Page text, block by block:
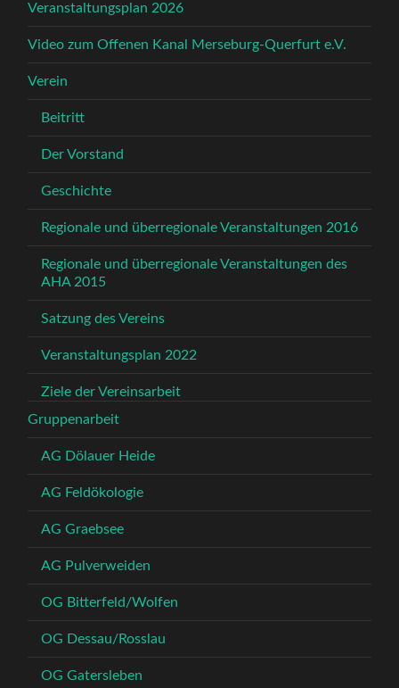
Veranstaltungsplan 2026
Video zum Offenen Kanal Merseburg-Querfurt e.V.
Verein
Beitritt
Der Vorstand
Geschichte
Regionale und überregionale Veranstaltungen 2016
Regionale und überregionale Veranstaltungen des
AHA 2015
Satzung des Vereins
Veranstaltungsplan 2022
Ziele der Vereinsarbeit
Gruppenarbeit
AG Dölauer Heide
AG Feldökologie
AG Graebsee
AG Pulverweiden
OG Bitterfeld/Wolfen
OG Dessau/Rosslau
OG Gatersleben